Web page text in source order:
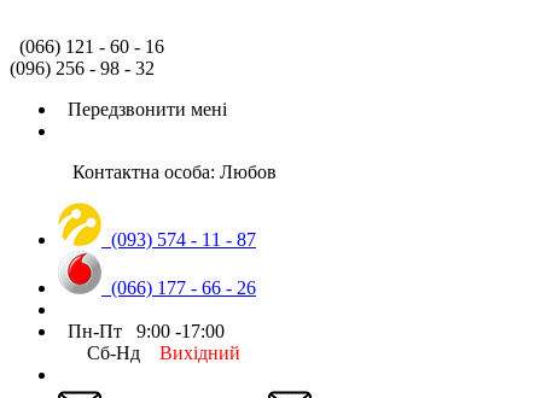
(066) 121 - 60 - 16
(096) 256 - 98 - 32
Передзвонити мені
Контактна особа: Любов
(093) 574 - 11 - 87
(066) 177 - 66 - 26
Пн-Пт 9:00 -17:00
Сб-Нд Вихідний